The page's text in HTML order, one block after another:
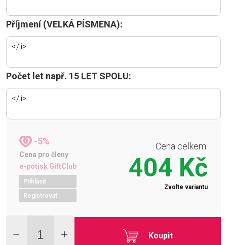
Příjmení (VELKÁ PÍSMENA):
Počet let např. 15 LET SPOLU:
-5%
Cena pro členy
e-potisk GiftClub
Přihlásit
Registrovat
Cena celkem:
404 Kč
Zvolte variantu
Koupit